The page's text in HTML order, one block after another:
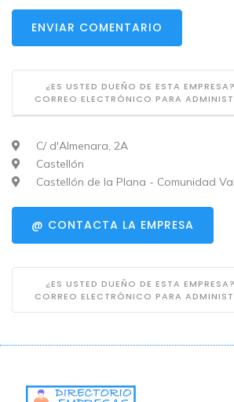
ENVIAR COMENTARIO
¿ES USTED DUEÑO DE ESTA
CORREO ELECTRÓNICO PARA
C/ d'Almenara, 2A
Castellón
Castellón de la Plana - Comunidad
@ CONTACTA LA EMPRESA
¿ES USTED DUEÑO DE ESTA
CORREO ELECTRÓNICO PARA